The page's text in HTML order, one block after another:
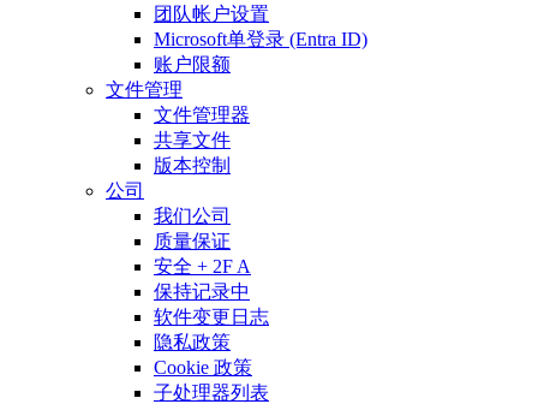
团队帐户设置
Microsoft单登录 (Entra ID)
账户限额
文件管理
文件管理器
共享文件
版本控制
公司
我们公司
质量保证
安全 + 2F A
保持记录中
软件变更日志
隐私政策
Cookie 政策
子处理器列表